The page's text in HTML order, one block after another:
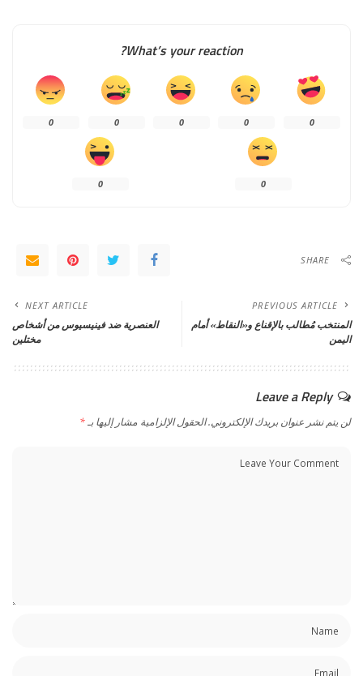
What’s your reaction?
0
0
0
0
0
0
0
SHARE
PREVIOUS ARTICLE
المنتخب مُطالب بالإقناع و«النقاط» أمام
اليمن
NEXT ARTICLE
العنصرية ضد فينيسيوس من أشخاص
مختلين
Leave a Reply
لن يتم نشر عنوان بريدك الإلكتروني.الحقول الإلزامية مشار إليها بـ*